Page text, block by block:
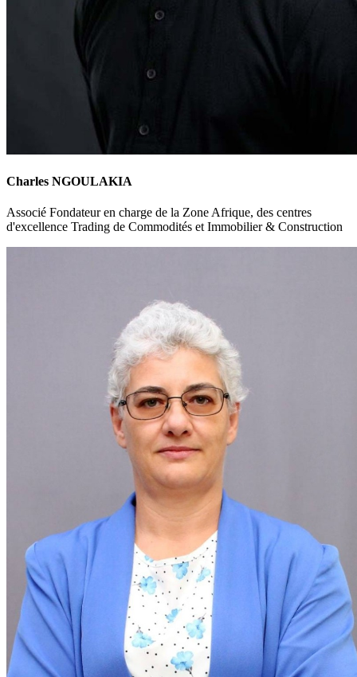
Charles NGOULAKIA
Associé Fondateur en charge de la Zone Afrique, des centres
d'excellence Trading de Commodités et Immobilier & Construction